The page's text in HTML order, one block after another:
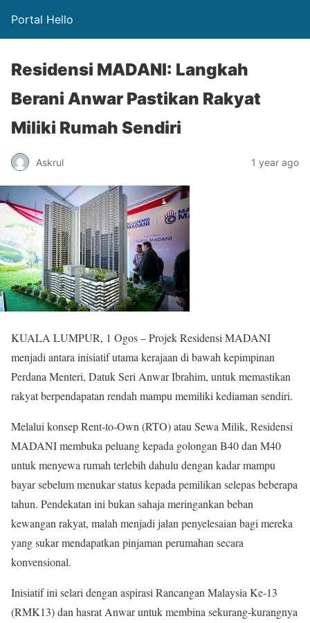
Portal Hello
Residensi MADANI: Langkah
Berani Anwar Pastikan Rakyat
Miliki Rumah Sendiri
Askrul 1 year ago
KUALA LUMPUR, 1 Ogos – Projek Residensi MADANI
menjadi antara inisiatif utama kerajaan di bawah kepimpinan
Perdana Menteri, Datuk Seri Anwar Ibrahim, untuk memastikan
rakyat berpendapatan rendah mampu memiliki kediaman sendiri.
Melalui konsep Rent-to-Own (RTO) atau Sewa Milik, Residensi
MADANI membuka peluang kepada golongan B40 dan M40
untuk menyewa rumah terlebih dahulu dengan kadar mampu
bayar sebelum menukar status kepada pemilikan selepas beberapa
tahun. Pendekatan ini bukan sahaja meringankan beban
kewangan rakyat, malah menjadi jalan penyelesaian bagi mereka
yang sukar mendapatkan pinjaman perumahan secara
konvensional.
Inisiatif ini selari dengan aspirasi Rancangan Malaysia Ke-13
(RMK13) dan hasrat Anwar untuk membina sekurang-kurangnya